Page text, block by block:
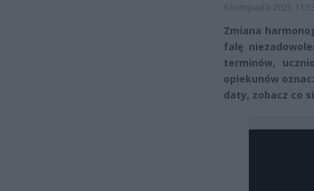
6 listopada 2025
Zmiana
falę
terminów,
opiekunów
daty, zobacz co